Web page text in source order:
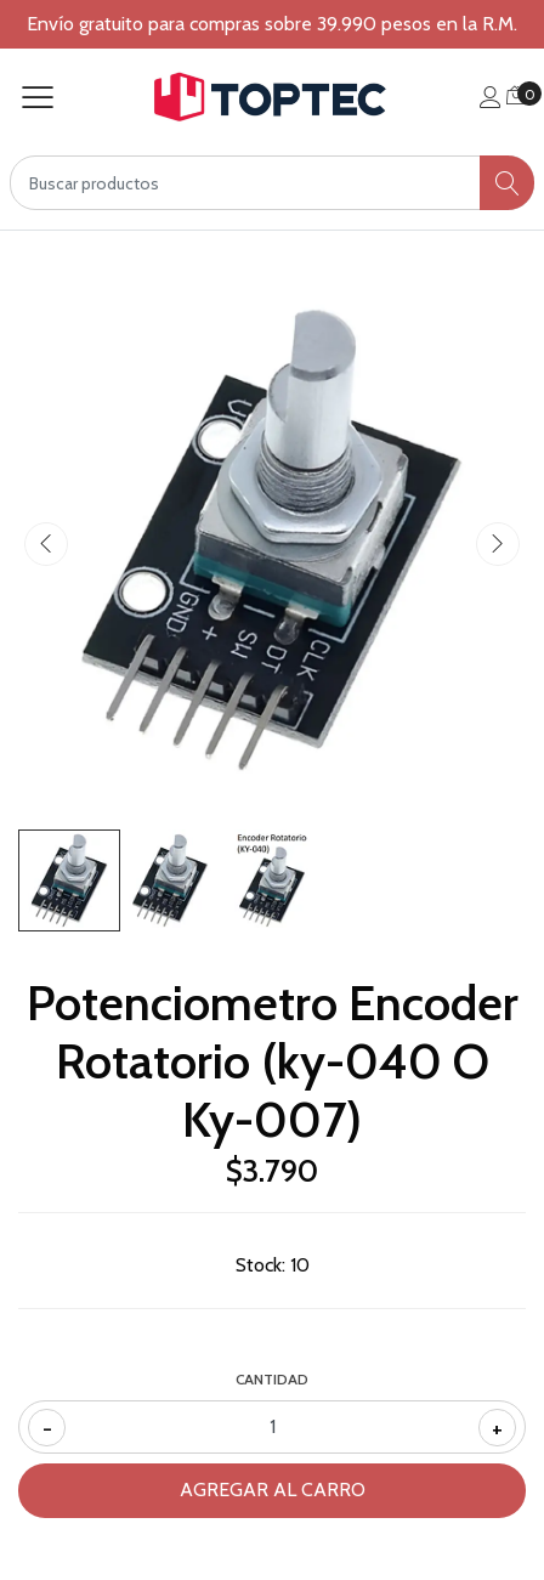
Envío gratuito para compras sobre 39.990 pesos en la R.M.
0
Potenciometro Encoder
Rotatorio (ky-040 O
Ky-007)
$3.790
Stock: 10
CANTIDAD
- +